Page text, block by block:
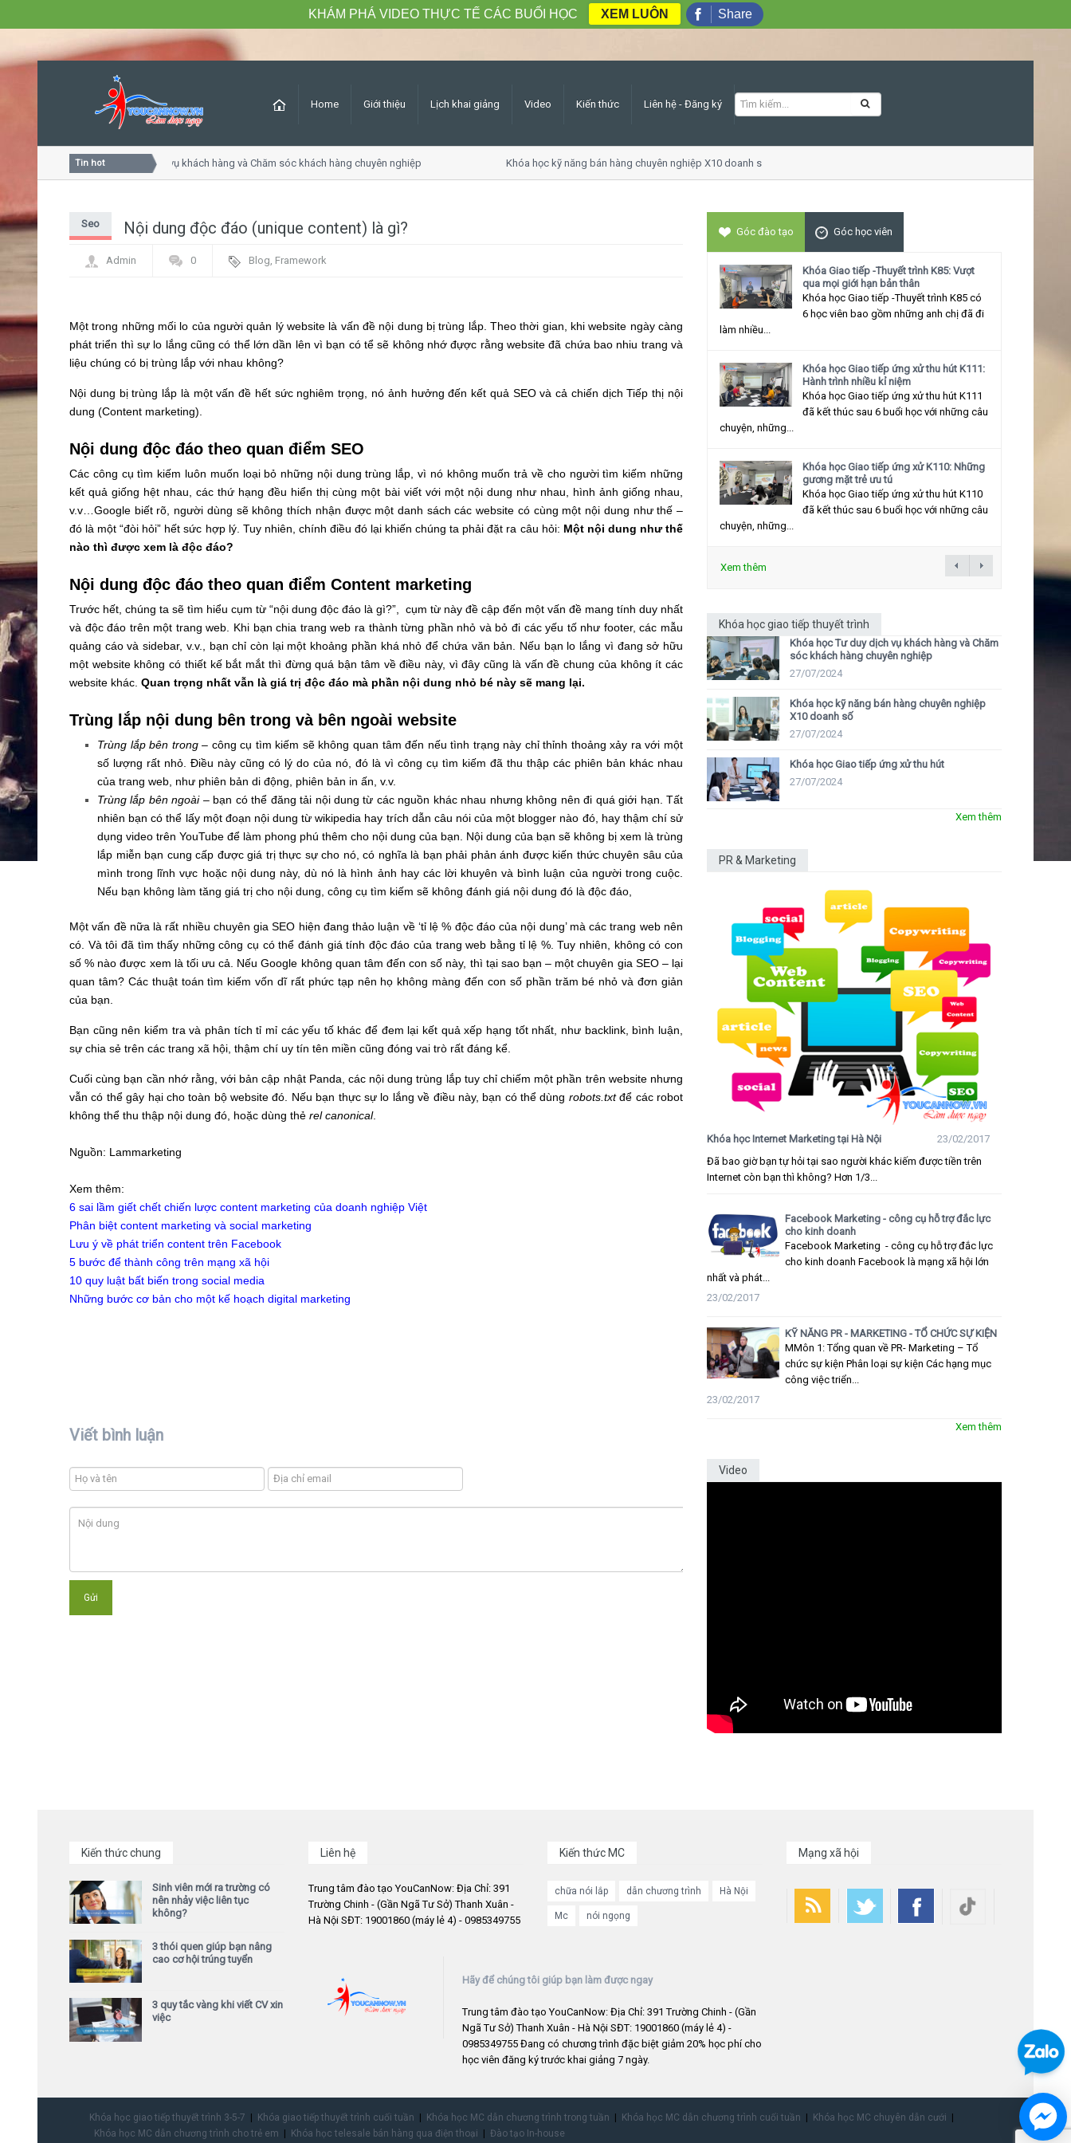
Home Giới thiệu Lịch khai giảng Video Kiến thức Liên hệ - Đăng ký
Tin hot
Khóa học Tư duy dịch vụ khách hàng và Chăm sóc khách hàng chuyên nghiệp Khóa học kỹ năng bán hàng chuyên nghiệp X10 doanh số
Nội dung độc đáo (unique content) là gì?
Seo
Admin 0 Blog, Framework
Một trong những mối lo của người quản lý website là vấn đề nội dung bị trùng lắp. Theo thời gian, khi website ngày càng
phát triển thì sự lo lắng cũng có thể lớn dần lên vì bạn có tể sẽ không nhớ đựợc rằng website đã chứa bao nhiu trang và
liệu chúng có bị trùng lắp với nhau không?
Nội dung bị trùng lắp là một vấn đề hết sức nghiêm trọng, nó ảnh hưởng đến kết quả SEO và cả chiến dịch Tiếp thị nội
dung (Content marketing).
Nội dung độc đáo theo quan điểm SEO
Các công cụ tìm kiếm luôn muốn loại bỏ những nội dung trùng lắp, vì nó không muốn trả về cho người tìm kiếm những
kết quả giống hệt nhau, các thứ hạng đều hiển thị cùng một bài viết với một nội dung như nhau, hình ảnh giống nhau,
v.v…Google biết rõ, người dùng sẽ không thích nhận được một danh sách các website có cùng một nội dung như thế –
đó là một “đòi hỏi” hết sức hợp lý. Tuy nhiên, chính điều đó lại khiến chúng ta phải đặt ra câu hỏi: Một nội dung như thế
nào thì được xem là độc đáo?
Nội dung độc đáo theo quan điểm Content marketing
Trước hết, chúng ta sẽ tìm hiểu cụm từ “nội dung độc đáo là gì?”, cụm từ này đề cập đến một vấn đề mang tính duy nhất
và độc đáo trên một trang web. Khi bạn chia trang web ra thành từng phần nhỏ và bỏ đi các yếu tố như footer, các mẫu
quảng cáo và sidebar, v.v., bạn chỉ còn lại một khoảng phần khá nhỏ để chứa văn bản. Nếu bạn lo lắng vì đang sở hữu
một website không có thiết kế bắt mắt thì đừng quá bận tâm về điều này, vì đây cũng là vấn đề chung của không ít các
website khác. Quan trọng nhất vẫn là giá trị độc đáo mà phần nội dung nhỏ bé này sẽ mang lại.
Trùng lắp nội dung bên trong và bên ngoài website
Trùng lắp bên trong– công cụ tìm kiếm sẽ không quan tâm đến nếu tình trạng này chỉ thỉnh thoảng xảy ra với một
số lượng rất nhỏ. Điều này cũng có lý do của nó, đó là vì công cụ tìm kiếm đã thu thập các phiên bản khác nhau
của trang web, như phiên bản di động, phiên bản in ấn, v.v.
Trùng lắp bên ngoài– bạn có thể đăng tải nội dung từ các nguồn khác nhau nhưng không nên đi quá giới hạn. Tất
nhiên bạn có thể lấy một đoạn nội dung từ wikipedia hay trích dẫn câu nói của một blogger nào đó, hay thậm chí sử
dụng video trên YouTube để làm phong phú thêm cho nội dung của bạn. Nội dung của bạn sẽ không bị xem là trùng
lắp miễn bạn cung cấp được giá trị thực sự cho nó, có nghĩa là bạn phải phản ánh được kiến thức chuyên sâu của
mình trong lĩnh vực hoặc nội dung này, dù nó là hình ảnh hay các lời khuyên và bình luận của người trong cuộc.
Nếu bạn không làm tăng giá trị cho nội dung, công cụ tìm kiếm sẽ không đánh giá nội dung đó là độc đáo,
Một vấn đề nữa là rất nhiều chuyên gia SEO hiện đang thảo luận về ‘tỉ lệ % độc đáo của nội dung’ mà các trang web nên
có. Và tôi đã tìm thấy những công cụ có thể đánh giá tính độc đáo của trang web bằng tỉ lệ %. Tuy nhiên, không có con
số % nào được xem là tối ưu cả. Nếu Google không quan tâm đến con số này, thì tại sao bạn – một chuyên gia SEO – lại
quan tâm? Các thuật toán tìm kiếm vốn dĩ rất phức tạp nên họ không màng đến con số phần trăm bé nhỏ và đơn giản
của bạn.
Bạn cũng nên kiểm tra và phân tích tỉ mỉ các yếu tố khác để đem lại kết quả xếp hạng tốt nhất, như backlink, bình luận,
sự chia sẻ trên các trang xã hội, thậm chí uy tín tên miền cũng đóng vai trò rất đáng kể.
Cuối cùng bạn cần nhớ rằng, với bản cập nhật Panda, các nội dung trùng lắp tuy chỉ chiếm một phần trên website nhưng
vẫn có thể gây hại cho toàn bộ website đó. Nếu bạn thực sự lo lắng về điều này, bạn có thể dùng robots.txtđể các robot
không thể thu thập nội dung đó, hoặc dùng thẻ rel canonical.
Nguồn: Lammarketing
Xem thêm:
6 sai lầm giết chết chiến lược content marketing của doanh nghiệp Việt
Phân biệt content marketing và social marketing
Lưu ý về phát triển content trên Facebook
5 bước để thành công trên mạng xã hội
10 quy luật bất biến trong social media
Những bước cơ bản cho một kế hoạch digital marketing
Viết bình luận
Góc đào tạo Góc học viên
Khóa Giao tiếp -Thuyết trình K85: Vượt
qua mọi giới hạn bản thân
Khóa học Giao tiếp -Thuyết trình K85 có
6 học viên bao gồm những anh chị đã đi
làm nhiều...
Khóa học Giao tiếp ứng xử thu hút K111:
Hành trình nhiều kỉ niệm
Khóa học Giao tiếp ứng xử thu hút K111
đã kết thúc sau 6 buổi học với những câu
chuyện, những...
Khóa học Giao tiếp ứng xử K110: Những
gương mặt trẻ ưu tú
Khóa học Giao tiếp ứng xử thu hút K110
đã kết thúc sau 6 buổi học với những câu
chuyện, những...
Xem thêm
Khóa học giao tiếp thuyết trình
Khóa học Tư duy dịch vụ khách hàng và Chăm
sóc khách hàng chuyên nghiệp
27/07/2024
Khóa học kỹ năng bán hàng chuyên nghiệp
X10 doanh số
27/07/2024
Khóa học Giao tiếp ứng xử thu hút
27/07/2024
Xem thêm
PR & Marketing
Khóa học Internet Marketing tại Hà Nội
23/02/2017
Đã bao giờ bạn tự hỏi tại sao người khác kiếm được tiền trên
Internet còn bạn thì không? Hơn 1/3...
Facebook Marketing - công cụ hỗ trợ đắc lực
cho kinh doanh
Facebook Marketing - công cụ hỗ trợ đắc lực
cho kinh doanh Facebook là mạng xã hội lớn
nhất và phát...
23/02/2017
KỸ NĂNG PR - MARKETING - TỔ CHỨC SỰ KIỆN
MMôn 1: Tổng quan về PR- Marketing – Tổ
chức sự kiện Phân loại sự kiện Các hạng mục
công việc triển...
23/02/2017
Xem thêm
Video
Kiến thức chung
Sinh viên mới ra trường có
nên nhảy việc liên tục
không?
3 thói quen giúp bạn nâng
cao cơ hội trúng tuyển
3 quy tắc vàng khi viết CV xin
việc
Liên hệ
Trung tâm đào tạo YouCanNow: Địa Chỉ: 391
Trường Chinh - (Gần Ngã Tư Sở) Thanh Xuân -
Hà Nội SĐT: 19001860 (máy lẻ 4) - 0985349755
Kiến thức MC
chữa nói lắp dẫn chương trình Hà Nội
Mc nói ngọng
Mạng xã hội
Hãy để chúng tôi giúp bạn làm được ngay
Trung tâm đào tạo YouCanNow: Địa Chỉ: 391 Trường Chinh - (Gần
Ngã Tư Sở) Thanh Xuân - Hà Nội SĐT: 19001860 (máy lẻ 4) -
0985349755 Đang có chương trình đặc biệt giảm 20% học phí cho
học viên đăng ký trước khai giảng 7 ngày.
Khóa học giao tiếp thuyết trình 3-5-7 Khóa giao tiếp thuyết trình cuối tuần Khóa học MC dẫn chương trình trong tuần Khóa học MC dẫn chương trình cuối tuần
Khóa học MC chuyên dẫn cưới
Khóa học MC dẫn chương trình cho trẻ em
Khóa học telesale bán hàng qua điện thoại Đào tạo In-house
KHÁM PHÁ VIDEO THỰC TẾ CÁC BUỔI HỌC XEM LUÔN Share